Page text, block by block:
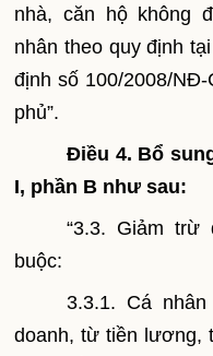
nhà, căn hộ không
nhân theo quy định
định số 100/2008/
phủ”.
Điều 4. Bổ
I, phần B như sau:
“3.3. Giảm trừ
buộc:
3.3.1. Cá
doanh, từ tiền lương,